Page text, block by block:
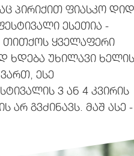
პირიქით ფიასკო
ესეთია -
თითქოს ყველაფერი
ხდება უხილავი ხელის
ესე
3 ან 4 კვირის
არ გვძინავს. მაშ ასე -